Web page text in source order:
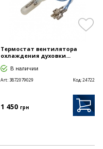
Термостат вентилятора
охлаждения духовки...
В наличии
Art: 3872079029 Код:24722
1 450 грн